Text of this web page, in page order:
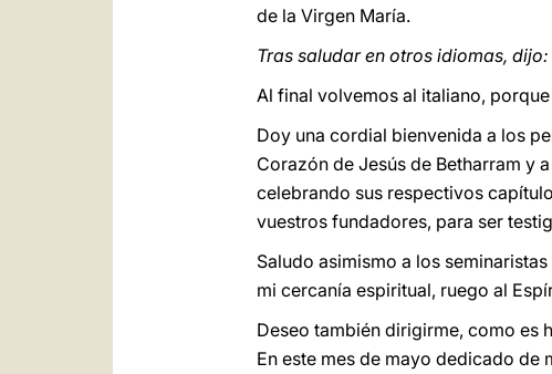
de la Virgen María.
Tras saludar en otros idiomas, dijo:
Al final volvemos al italiano,
Doy una cordial bienvenida a los
Corazón de Jesús de Betharram y
celebrando sus respectivos
vuestros fundadores, para ser
Saludo asimismo a los
mi cercanía espiritual, ruego al
Deseo también dirigirme, como es
En este mes de mayo dedicado de